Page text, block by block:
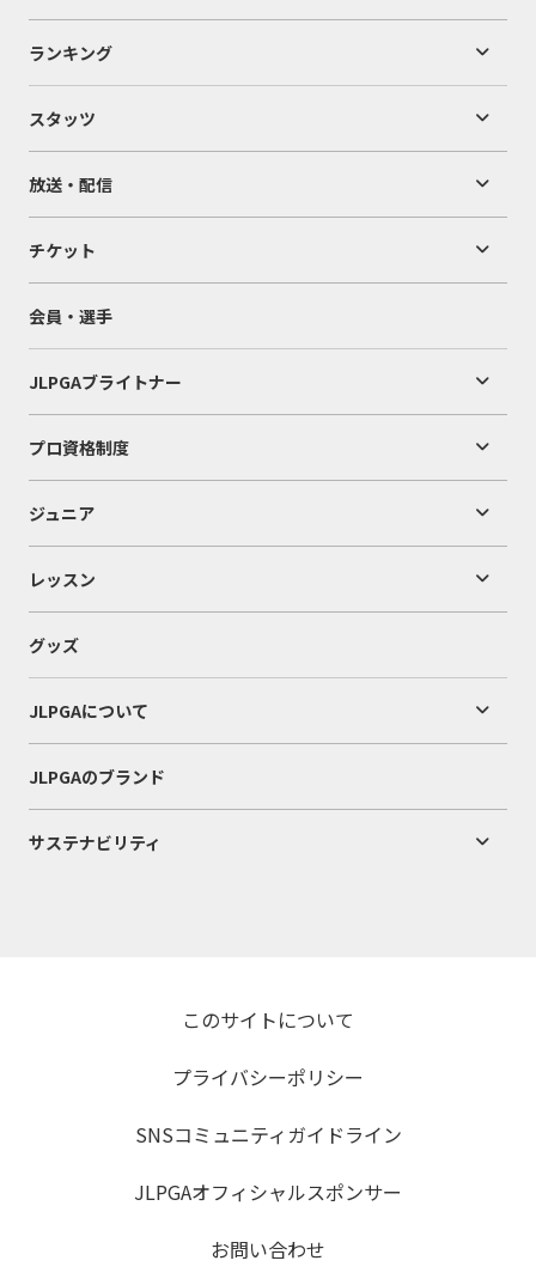
ランキング
スタッツ
放送・配信
チケット
会員・選手
JLPGAブライトナー
プロ資格制度
ジュニア
レッスン
グッズ
JLPGAについて
JLPGAのブランド
サステナビリティ
このサイトについて
プライバシーポリシー
SNSコミュニティガイドライン
JLPGAオフィシャルスポンサー
お問い合わせ